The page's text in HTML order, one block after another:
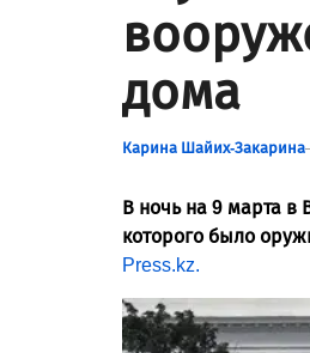
дома
Карина Шайих-Закарина
В ночь на 9 марта в
которого было
Press.kz.